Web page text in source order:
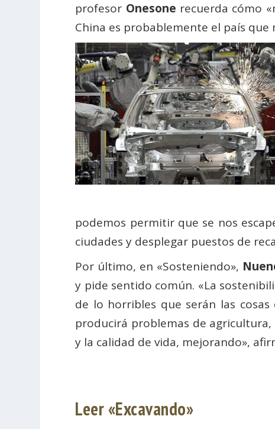
profesor Onesone recuerda cómo
China es probablemente el país
podemos permitir que se nos
ciudades y desplegar puestos de
Por último, en «Sosteniendo»,
y pide sentido común. «La
de lo horribles que serán las
producirá problemas de
y la calidad de vida, mejorando»,
Leer «Excavando»